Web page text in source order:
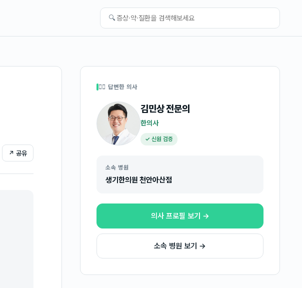
🔍
↗ 공유
👩‍⚕️ 답변한 의사
김민상전문의
한의사
✓ 신원 검증
소속 병원
생기한의원 천안아산점
의사 프로필 보기 →
소속 병원 보기 →